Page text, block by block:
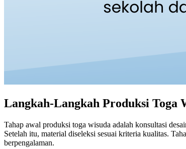
Langkah-Langkah Produksi Toga
Tahap awal produksi toga wisuda adalah konsultasi
Setelah itu, material diseleksi sesuai kriteria kualitas.
berpengalaman.